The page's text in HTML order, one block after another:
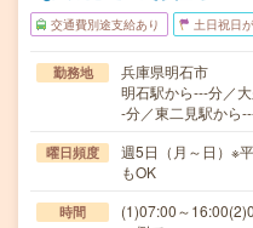
交通費別途支給あり 土日祝日
勤務地
兵庫県明石市
明石駅から---分／
-分／東二見駅から
曜日頻度
週5日（月～日）※
もOK
時間
(1)07:00～